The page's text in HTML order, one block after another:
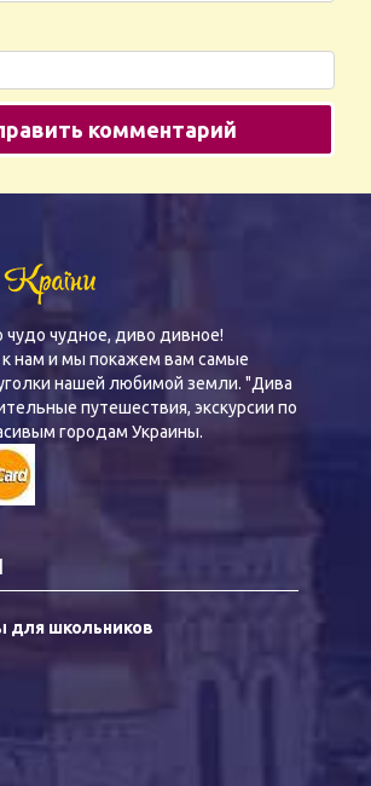
чудо чудное, диво дивное!
нам и мы покажем вам самые
нашей любимой земли. "Дива
путешествия, экскурсии по
городам Украины.
для школьников